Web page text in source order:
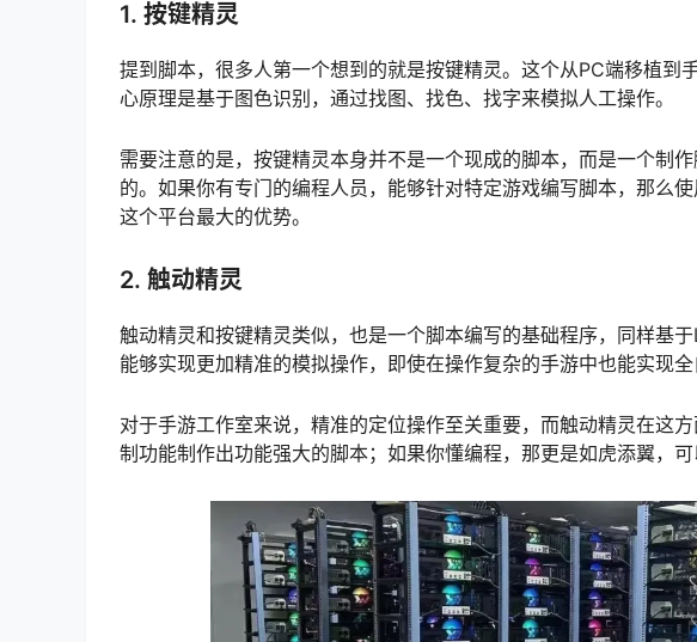
1. 按键精灵
提到脚本，很多人第一个想到的就是按键精灵。这个从PC端移植到
心原理是基于图色识别，通过找图、找色、找字来模拟人工操作。
需要注意的是，按键精灵本身并不是一个现成的脚本，而是一个制
的。如果你有专门的编程人员，能够针对特定游戏编写脚本，那么
这个平台最大的优势。
2. 触动精灵
触动精灵和按键精灵类似，也是一个脚本编写的基础程序，同样基
能够实现更加精准的模拟操作，即使在操作复杂的手游中也能实现全
对于手游工作室来说，精准的定位操作至关重要，而触动精灵在这
制功能制作出功能强大的脚本；如果你懂编程，那更是如虎添翼，